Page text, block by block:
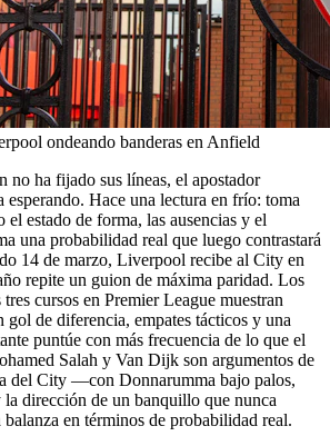
ondeando banderas en Anfield
no ha fijado sus líneas, el apostador
esperando. Hace una lectura en frío: toma
el estado de forma, las ausencias y el
una probabilidad real que luego contrastará
14 de marzo, Liverpool recibe al City en
repite un guion de máxima paridad. Los
cursos en Premier League muestran
gol de diferencia, empates tácticos y una
puntúe con más frecuencia de lo que el
Salah y Van Dijk son argumentos de
del City —con Donnarumma bajo palos,
dirección de un banquillo que nunca
en términos de probabilidad real.